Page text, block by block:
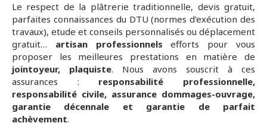
Le respect de la plâtrerie traditionnelle, devis gratuit,
parfaites connaissances du DTU (normes d’exécution des
travaux), etude et conseils personnalisés ou déplacement
gratuit… artisan professionnels efforts pour vous
proposer les meilleures prestations en matière de
jointoyeur, plaquiste. Nous avons souscrit à ces
assurances : responsabilité professionnelle,
responsabilité civile, assurance dommages-ouvrage,
garantie décennale et garantie de parfait
achèvement.